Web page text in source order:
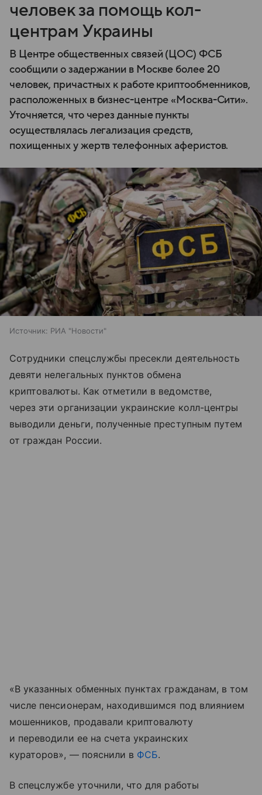
человек за помощь кол-
центрам Украины
В Центре общественных связей (ЦОС) ФСБ
сообщили о задержании в Москве более 20
человек, причастных к работе криптообменников,
расположенных в бизнес-центре «Москва-Сити».
Уточняется, что через данные пункты
осуществлялась легализация средств,
похищенных у жертв телефонных аферистов.
Источник: РИА "Новости"
Сотрудники спецслужбы пресекли деятельность
девяти нелегальных пунктов обмена
криптовалюты. Как отметили в ведомстве,
через эти организации украинские колл-центры
выводили деньги, полученные преступным путем
от граждан России.
«В указанных обменных пунктах гражданам, в том
числе пенсионерам, находившимся под влиянием
мошенников, продавали криптовалюту
и переводили ее на счета украинских
кураторов», — пояснили в ФСБ.
В спецслужбе уточнили, что для работы